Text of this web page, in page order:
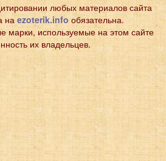
любых материалов сайта
наezoterik.info обязательна.
марки, используемые на этом сайте
их владельцев.